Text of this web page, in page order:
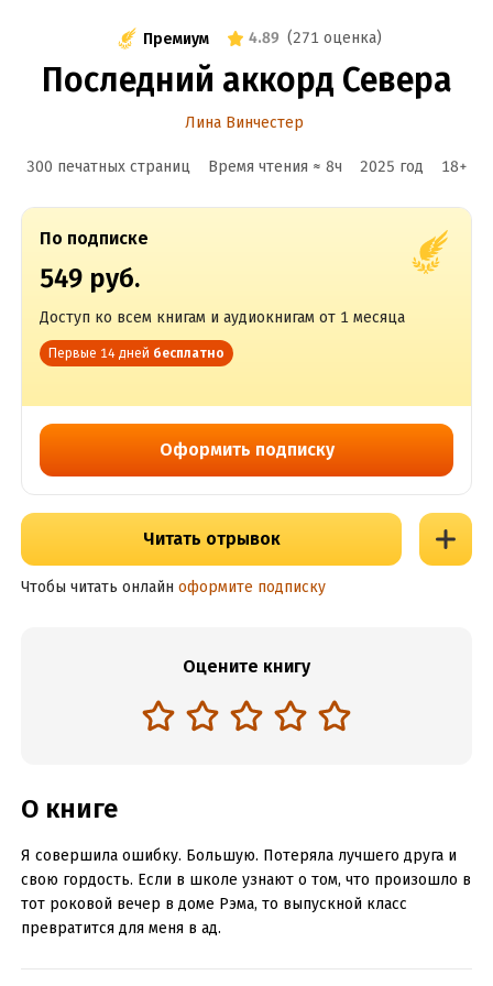
Премиум 4.89 (271 оценка)
Последний аккорд Севера
Лина Винчестер
300 печатных страниц Время чтения ≈ 8ч 2025 год 18+
По подписке
549 руб.
Доступ ко всем книгам и аудиокнигам от 1 месяца
Первые 14 дней бесплатно
Оформить подписку
Читать отрывок
Чтобы читать онлайн оформите подписку
Оцените книгу
О книге
Я совершила ошибку. Большую. Потеряла лучшего друга и
свою гордость. Если в школе узнают о том, что произошло в
тот роковой вечер в доме Рэма, то выпускной класс
превратится для меня в ад.